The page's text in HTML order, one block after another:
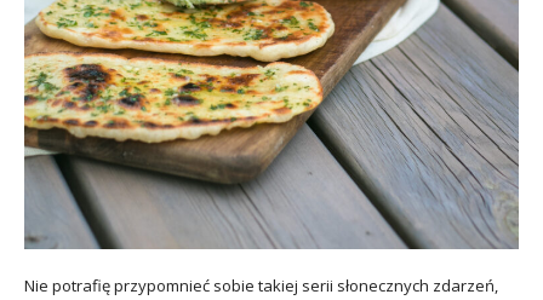
Nie potrafię przypomnieć sobie takiej serii słonecznych zdarzeń,